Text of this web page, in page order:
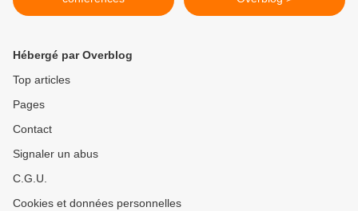
Hébergé par Overblog
Top articles
Pages
Contact
Signaler un abus
C.G.U.
Cookies et données personnelles